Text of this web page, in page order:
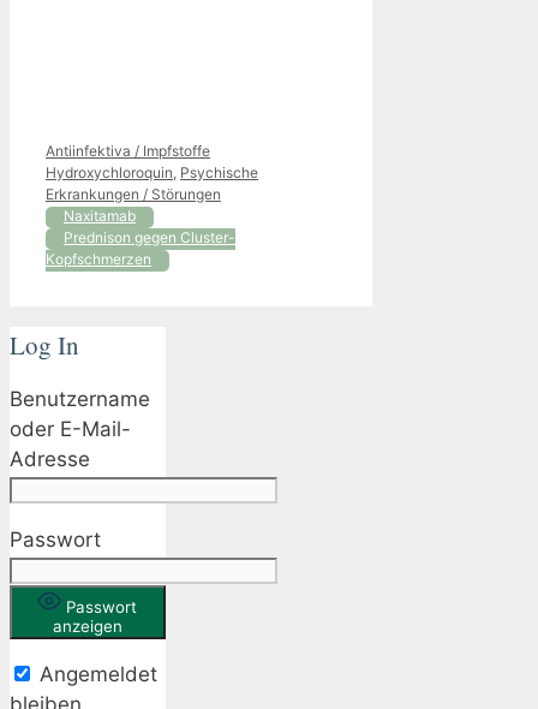
Kategorien
Antiinfektiva / ImpfstoffeSchlagwörter
Hydroxychloroquin Psychische
Erkrankungen / Störungen
Naxitamab
Prednison gegen Cluster-
Kopfschmerzen
Log In
Benutzername
oder E-Mail-
Adresse
Passwort
Passwort
anzeigen
Angemeldet